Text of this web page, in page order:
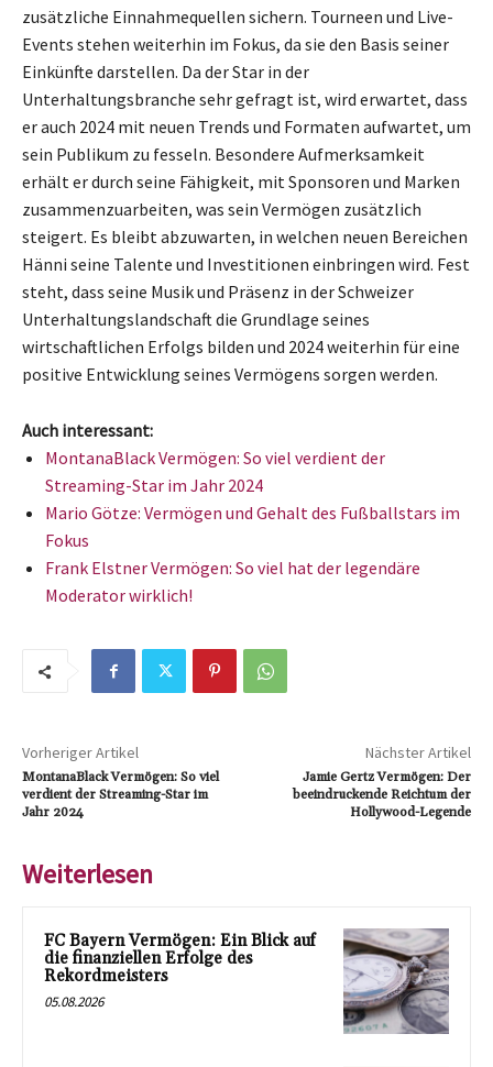
zusätzliche Einnahmequellen sichern. Tourneen und Live-
Events stehen weiterhin im Fokus, da sie den Basis seiner
Einkünfte darstellen. Da der Star in der
Unterhaltungsbranche sehr gefragt ist, wird erwartet, dass
er auch 2024 mit neuen Trends und Formaten aufwartet, um
sein Publikum zu fesseln. Besondere Aufmerksamkeit
erhält er durch seine Fähigkeit, mit Sponsoren und Marken
zusammenzuarbeiten, was sein Vermögen zusätzlich
steigert. Es bleibt abzuwarten, in welchen neuen Bereichen
Hänni seine Talente und Investitionen einbringen wird. Fest
steht, dass seine Musik und Präsenz in der Schweizer
Unterhaltungslandschaft die Grundlage seines
wirtschaftlichen Erfolgs bilden und 2024 weiterhin für eine
positive Entwicklung seines Vermögens sorgen werden.
Auch interessant:
MontanaBlack Vermögen: So viel verdient der
Streaming-Star im Jahr 2024
Mario Götze: Vermögen und Gehalt des Fußballstars im
Fokus
Frank Elstner Vermögen: So viel hat der legendäre
Moderator wirklich!
Vorheriger Artikel
MontanaBlack Vermögen: So viel
verdient der Streaming-Star im
Jahr 2024
Nächster Artikel
Jamie Gertz Vermögen: Der
beeindruckende Reichtum der
Hollywood-Legende
Weiterlesen
FC Bayern Vermögen: Ein Blick auf
die finanziellen Erfolge des
Rekordmeisters
05.08.2026